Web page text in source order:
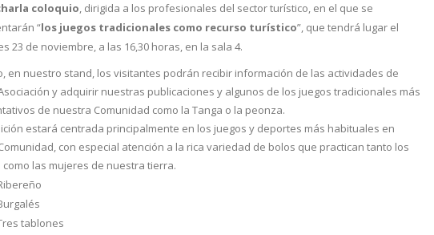
coloquio, dirigida a los profesionales del sector turístico, en el que se
“los juegos tradicionales como recurso turístico”, que tendrá lugar el
23 de noviembre, a las 16,30 horas, en la sala 4.
en nuestro stand, los visitantes podrán recibir información de las actividades de
y adquirir nuestras publicaciones y algunos de los juegos tradicionales más
de nuestra Comunidad como la Tanga o la peonza.
estará centrada principalmente en los juegos y deportes más habituales en
con especial atención a la rica variedad de bolos que practican tanto los
como las mujeres de nuestra tierra.
tablones